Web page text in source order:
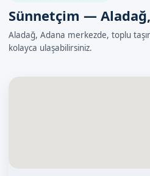
Sünnetçim —
Aladağ, Adana merkezde, toplu
kolayca ulaşabilirsiniz.